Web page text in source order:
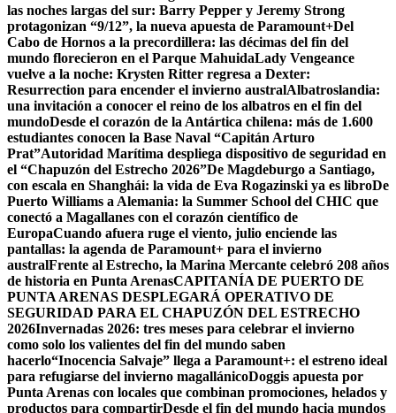
las noches largas del sur: Barry Pepper y Jeremy Strong
protagonizan “9/12”, la nueva apuesta de Paramount+Del
Cabo de Hornos a la precordillera: las décimas del fin del
mundo florecieron en el Parque MahuidaLady Vengeance
vuelve a la noche: Krysten Ritter regresa a Dexter:
Resurrection para encender el invierno australAlbatroslandia:
una invitación a conocer el reino de los albatros en el fin del
mundoDesde el corazón de la Antártica chilena: más de 1.600
estudiantes conocen la Base Naval “Capitán Arturo
Prat”Autoridad Marítima despliega dispositivo de seguridad en
el “Chapuzón del Estrecho 2026”De Magdeburgo a Santiago,
con escala en Shanghái: la vida de Eva Rogazinski ya es libroDe
Puerto Williams a Alemania: la Summer School del CHIC que
conectó a Magallanes con el corazón científico de
EuropaCuando afuera ruge el viento, julio enciende las
pantallas: la agenda de Paramount+ para el invierno
australFrente al Estrecho, la Marina Mercante celebró 208 años
de historia en Punta ArenasCAPITANÍA DE PUERTO DE
PUNTA ARENAS DESPLEGARÁ OPERATIVO DE
SEGURIDAD PARA EL CHAPUZÓN DEL ESTRECHO
2026Invernadas 2026: tres meses para celebrar el invierno
como solo los valientes del fin del mundo saben
hacerlo“Inocencia Salvaje” llega a Paramount+: el estreno ideal
para refugiarse del invierno magallánicoDoggis apuesta por
Punta Arenas con locales que combinan promociones, helados y
productos para compartirDesde el fin del mundo hacia mundos